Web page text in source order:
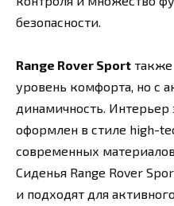
безопасности.
Range Rover Sport
уровень комфорта, но с
динамичность. Интерьер
оформлен в стиле high-
современных
Сиденья Range Rover
и подходят для